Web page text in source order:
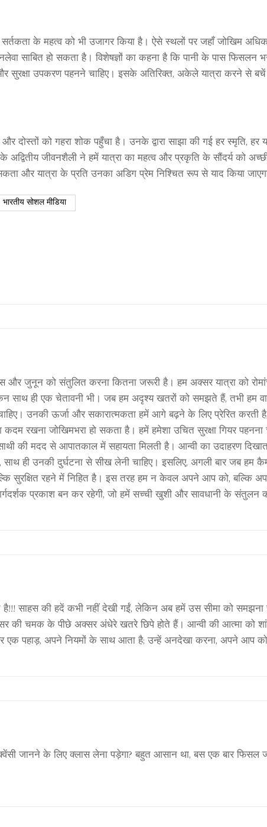
के महत्व को भी उजागर किया है। ऐसे स्थलों पर जहाँ जोखिम
साबित हो सकता है। विशेषज्ञों का कहना है कि पानी के पास फिसलन
सुरक्षा उपकरण पहनने चाहिए। इसके अतिरिक्त, अकेले यात्रा करने से
को गहरा शोक पहुँचा है। उनके द्वारा साझा की गई हर स्मृति, हर
जीवनशैली ने हमें यात्रा का महत्व और प्रकृति के सौंदर्य को
और यात्रा के प्रति उनका अडिग प्रेम निश्चित रूप से याद किया
भारतीय सोशल मीडिया
और जुनून को संतुलित करना कितना जरूरी है। हम अक्सर यात्रा को
साथ ही एक चेतावनी भी। जब हम अदृश्य खतरों को समझते हैं, तभी हम
उनकी ऊर्जा और सकारात्मकता हमें आगे बढ़ने के लिए प्रेरित करती
रखना जोखिमभरा हो सकता है। हमें हमेशा उचित सुरक्षा गियर
की मदद से आपातकाल में सहायता मिलती है। आन्वी का उदाहरण
साथ ही उनकी दुर्घटना से सीख लेनी चाहिए। इसलिए, अगली बार जब
सुरक्षित रहने में निहित है। इस तरह हम न केवल अपने आप को, बल्कि
प्रकाश बन कर रहेगी, जो हमें सच्ची खुशी और सावधानी के संतुलन
साहस की हदें कभी नहीं देखी गईं, लेकिन अब हमें उस सीमा को समझना
की चमक के पीछे अक्सर अंधेरे खतरे छिपे होते हैं। आन्वी की आत्मा को
एक पहाड़, अपने नियमों के साथ आता है; उन्हें अनदेखा करना, अपने आप
जानने के लिए क्लास लेना पड़ेगा? बहुत आसान था, बस एक बार